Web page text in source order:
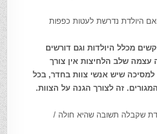
היולדת נדרשת לעטות כפפות
מכלל היולדות וגם דורשים
עצמה שלב הלחיצות אין צורך
שיש אנשי צוות בחדר, בכל
זה לצורך הגנה על הצוות.
שקבלה תשובה שהיא חולה /